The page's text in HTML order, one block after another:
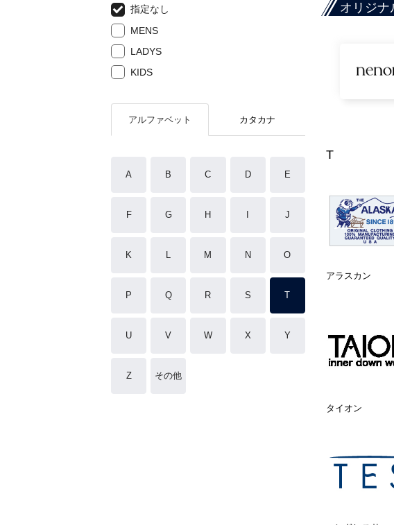
指定なし
MENS
LADYS
KIDS
アルファベット カタカナ
A B C D E
F G H J
K L M N O
P Q R S T
U V W X Y
Z その他
オリジナ
T
アラスカン
タイオン